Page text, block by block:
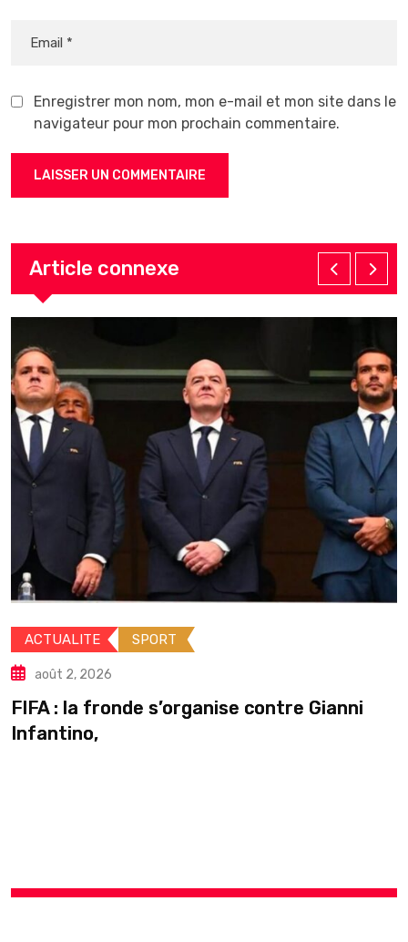
Enregistrer mon nom, mon e-mail et mon site dans le
navigateur pour mon prochain commentaire.
Article connexe
août 2, 2026
Guinée : Mamadi Doumbouya
pause en